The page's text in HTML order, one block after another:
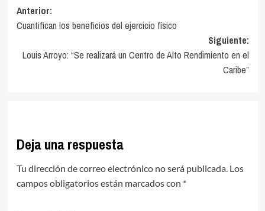
Navegación
de
entradas
Anterior:
Cuantifican los beneficios del ejercicio físico
Siguiente:
Louis Arroyo: “Se realizará un Centro de Alto Rendimiento en el
Caribe”
Deja una respuesta
Tu dirección de correo electrónico no será publicada. Los
campos obligatorios están marcados con *